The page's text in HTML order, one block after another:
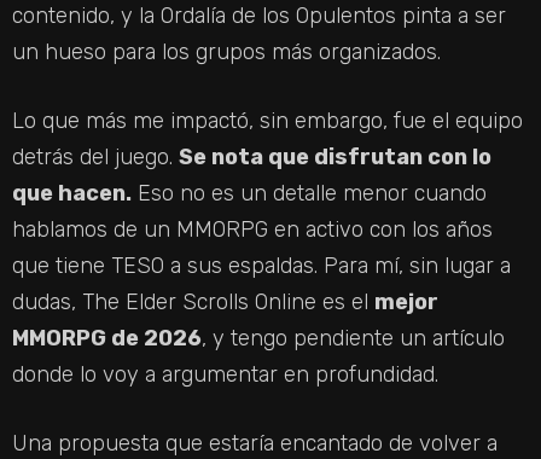
contenido, y la Ordalía de los Opulentos pinta a ser
un hueso para los grupos más organizados.
Lo que más me impactó, sin embargo, fue el equipo
detrás del juego. Se nota que disfrutan con lo
que hacen. Eso no es un detalle menor cuando
hablamos de un MMORPG en activo con los años
que tiene TESO a sus espaldas. Para mí, sin lugar a
dudas, The Elder Scrolls Online es el mejor
MMORPG de 2026, y tengo pendiente un artículo
donde lo voy a argumentar en profundidad.
Una propuesta que estaría encantado de volver a